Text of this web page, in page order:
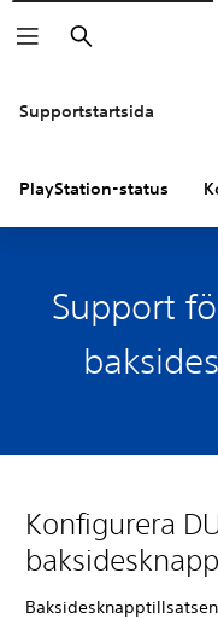
Sök
Supportstartsida
PlayStation-status
Support
Konfigurera